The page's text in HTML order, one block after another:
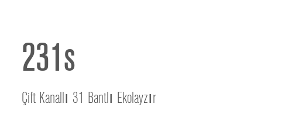
231s
Çift Kanallı 31 Bantlı Ekolayzır